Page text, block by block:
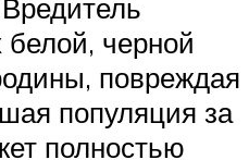
белой, черной
повреждая
популяция за
полностью